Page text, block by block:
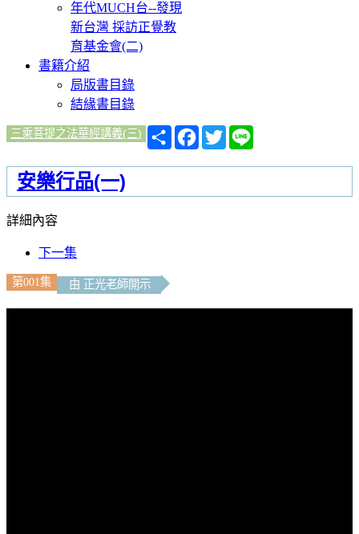
年代MUCH台--發現
新台灣 採訪正覺教
育基金會(二)
書籍介紹
局版書目錄
結緣書目錄
三乘菩提之法華經講義(三)
分
享
Facebook
Twitter
安樂行品(一)
詳細內容
下一集
第001集 由 正光老師開示